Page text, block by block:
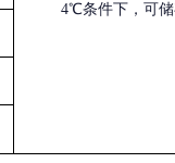
4℃条件下，可